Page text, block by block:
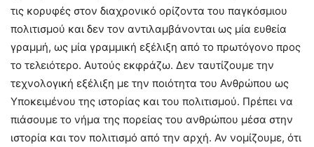
τις κορυφές στον διαχρονικό ορίζοντα του παγκόσμιου
πολιτισμού και δεν τον αντιλαμβάνονται ως μία ευθεία
γραμμή, ως μία γραμμική εξέλιξη από το πρωτόγονο προς
το τελειότερο. Αυτούς εκφράζω. Δεν ταυτίζουμε την
τεχνολογική εξέλιξη με την ποιότητα του Ανθρώπου ως
Υποκειμένου της ιστορίας και του πολιτισμού. Πρέπει να
πιάσουμε το νήμα της πορείας του ανθρώπου μέσα στην
ιστορία και τον πολιτισμό από την αρχή. Αν νομίζουμε, ότι